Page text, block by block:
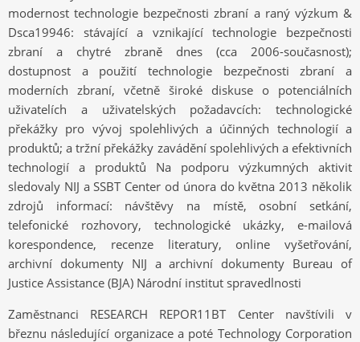
modernost technologie bezpečnosti zbraní a raný výzkum &
Dsca19946: stávající a vznikající technologie bezpečnosti
zbraní a chytré zbraně dnes (cca 2006-současnost);
dostupnost a použití technologie bezpečnosti zbraní a
moderních zbraní, včetně široké diskuse o potenciálních
uživatelích a uživatelských požadavcích: technologické
překážky pro vývoj spolehlivých a účinných technologií a
produktů; a tržní překážky zavádění spolehlivých a efektivních
technologií a produktů Na podporu výzkumných aktivit
sledovaly NIJ a SSBT Center od února do května 2013 několik
zdrojů informací: návštěvy na místě, osobní setkání,
telefonické rozhovory, technologické ukázky, e-mailová
korespondence, recenze literatury, online vyšetřování,
archivní dokumenty NIJ a archivní dokumenty Bureau of
Justice Assistance (BJA) Národní institut spravedlnosti
Zaměstnanci RESEARCH REPOR11BT Center navštívili v
březnu následující organizace a poté Technology Corporation